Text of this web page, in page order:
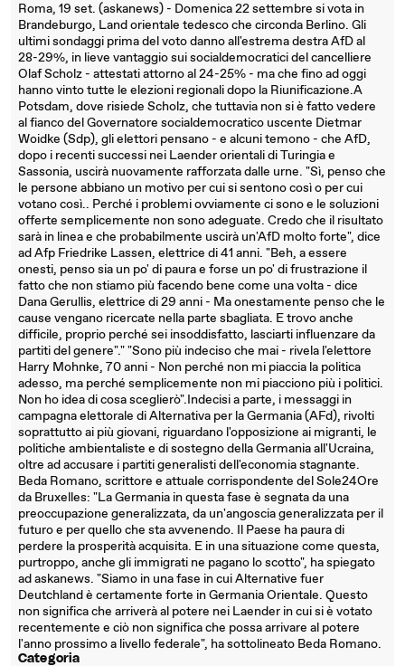
Roma, 19 set. (askanews) - Domenica 22 settembre si vota in
Brandeburgo, Land orientale tedesco che circonda Berlino. Gli
ultimi sondaggi prima del voto danno all'estrema destra AfD al
28-29%, in lieve vantaggio sui socialdemocratici del cancelliere
Olaf Scholz - attestati attorno al 24-25% - ma che fino ad oggi
hanno vinto tutte le elezioni regionali dopo la Riunificazione.A
Potsdam, dove risiede Scholz, che tuttavia non si è fatto vedere
al fianco del Governatore socialdemocratico uscente Dietmar
Woidke (Sdp), gli elettori pensano - e alcuni temono - che AfD,
dopo i recenti successi nei Laender orientali di Turingia e
Sassonia, uscirà nuovamente rafforzata dalle urne. "Sì, penso che
le persone abbiano un motivo per cui si sentono così o per cui
votano così.. Perché i problemi ovviamente ci sono e le soluzioni
offerte semplicemente non sono adeguate. Credo che il risultato
sarà in linea e che probabilmente uscirà un'AfD molto forte", dice
ad Afp Friedrike Lassen, elettrice di 41 anni. "Beh, a essere
onesti, penso sia un po' di paura e forse un po' di frustrazione il
fatto che non stiamo più facendo bene come una volta - dice
Dana Gerullis, elettrice di 29 anni - Ma onestamente penso che le
cause vengano ricercate nella parte sbagliata. E trovo anche
difficile, proprio perché sei insoddisfatto, lasciarti influenzare da
partiti del genere"." "Sono più indeciso che mai - rivela l'elettore
Harry Mohnke, 70 anni - Non perché non mi piaccia la politica
adesso, ma perché semplicemente non mi piacciono più i politici.
Non ho idea di cosa sceglierò".Indecisi a parte, i messaggi in
campagna elettorale di Alternativa per la Germania (AFd), rivolti
soprattutto ai più giovani, riguardano l'opposizione ai migranti, le
politiche ambientaliste e di sostegno della Germania all'Ucraina,
oltre ad accusare i partiti generalisti dell'economia stagnante.
Beda Romano, scrittore e attuale corrispondente del Sole24Ore
da Bruxelles: "La Germania in questa fase è segnata da una
preoccupazione generalizzata, da un'angoscia generalizzata per il
futuro e per quello che sta avvenendo. Il Paese ha paura di
perdere la prosperità acquisita. E in una situazione come questa,
purtroppo, anche gli immigrati ne pagano lo scotto", ha spiegato
ad askanews. "Siamo in una fase in cui Alternative fuer
Deutchland è certamente forte in Germania Orientale. Questo
non significa che arriverà al potere nei Laender in cui si è votato
recentemente e ciò non significa che possa arrivare al potere
l'anno prossimo a livello federale", ha sottolineato Beda Romano.
Categoria